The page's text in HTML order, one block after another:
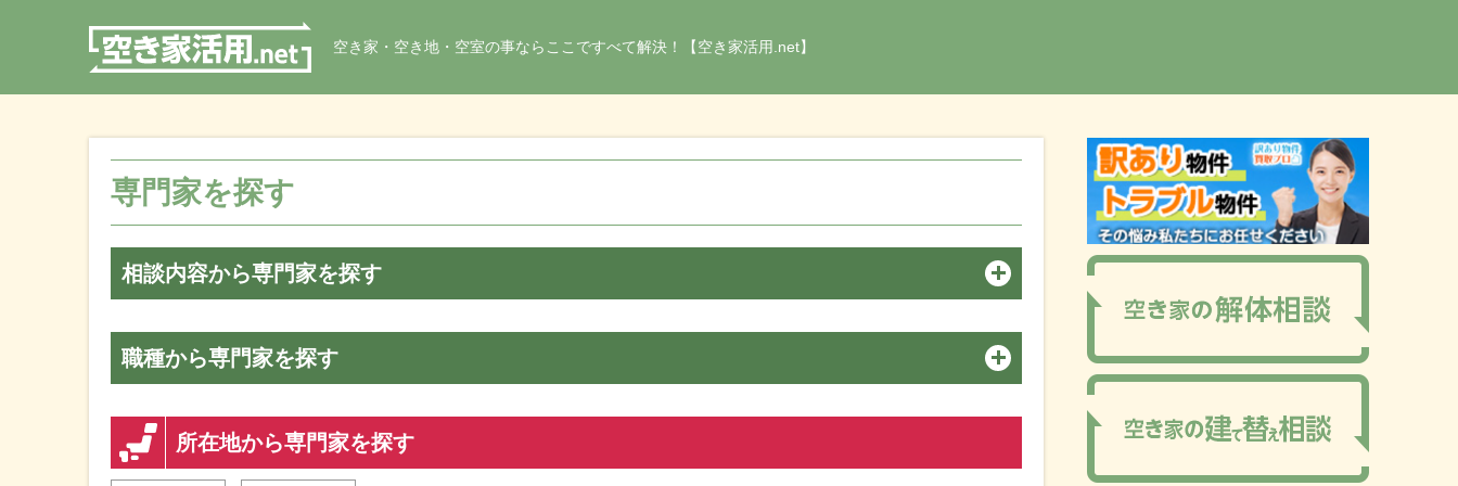
空き家・空き地・空室の事ならここですべて解決！【空き家活用.net】
専門家を探す
相談内容から専門家を探す
職種から専門家を探す
所在地から専門家を探す